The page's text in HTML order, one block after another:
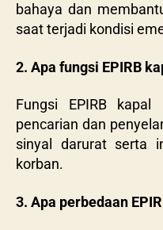
bahaya dan
saat terjadi kondisi
2. Apa fungsi EPIRB
Fungsi EPIRB
pencarian dan
sinyal darurat serta
korban.
3. Apa perbedaan